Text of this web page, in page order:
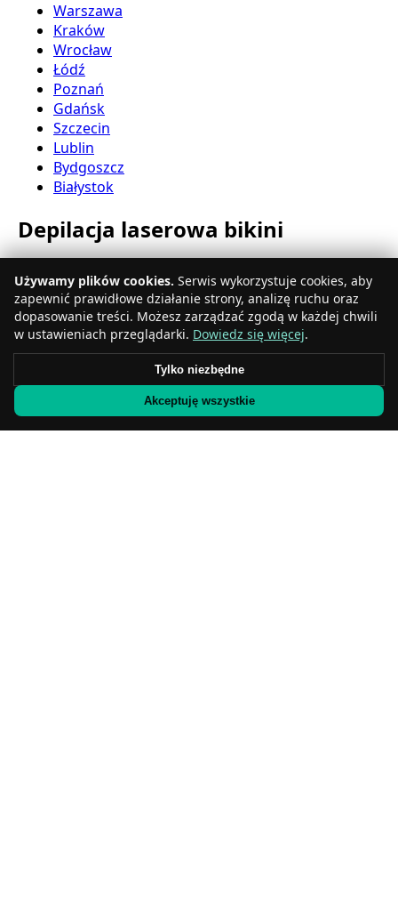
Warszawa
Kraków
Wrocław
Łódź
Poznań
Gdańsk
Szczecin
Lublin
Bydgoszcz
Białystok
Depilacja laserowa bikini
Katowice
Gdynia
Częstochowa
Radom
Rzeszów
Sosnowiec
Gliwice
Używamy plików cookies. Serwis wykorzystuje cookies, aby
zapewnić prawidłowe działanie strony, analizę ruchu oraz
dopasowanie treści. Możesz zarządzać zgodą w każdej chwili
w ustawieniach przeglądarki. Dowiedz się więcej.
Tylko niezbędne
Akceptuję wszystkie